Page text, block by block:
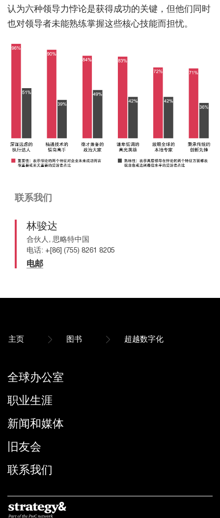
认为六种领导力悖论是获得成功的关键，但他们同时
也对领导者未能熟练掌握这些核心技能而担忧。
联系我们
林骏达
合伙人, 思略特中国
电话: +[86] (755) 8261 8205
电邮
主页 图书 超越数字化
全球办公室
职业生涯
新闻和媒体
旧友会
联系我们